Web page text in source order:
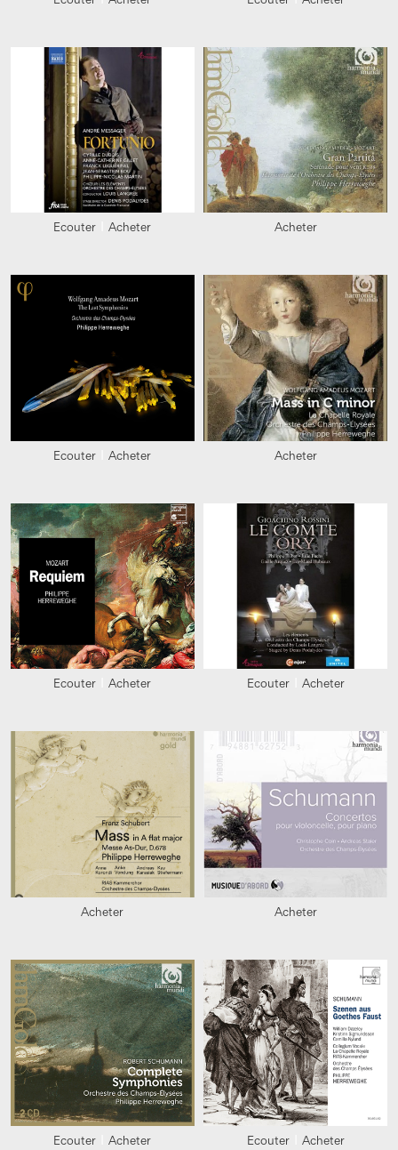
Ecouter Acheter Acheter
Ecouter Acheter Acheter
Ecouter Acheter Ecouter Acheter
Acheter Acheter
Ecouter Acheter Ecouter Acheter